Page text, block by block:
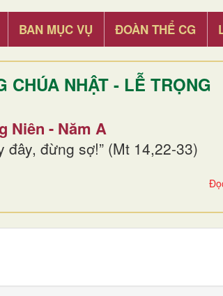
BAN MỤC VỤ ĐOÀN THỂ CG
CHÚA NHẬT - LỄ TRỌNG
Niên - Năm A
đây, đừng sợ!” (Mt 14,22-33)